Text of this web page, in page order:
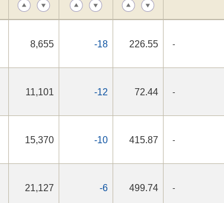
8,655 -18 226.55 -
11,101 -12 72.44 -
15,370 -10 415.87 -
21,127 -6 499.74 -